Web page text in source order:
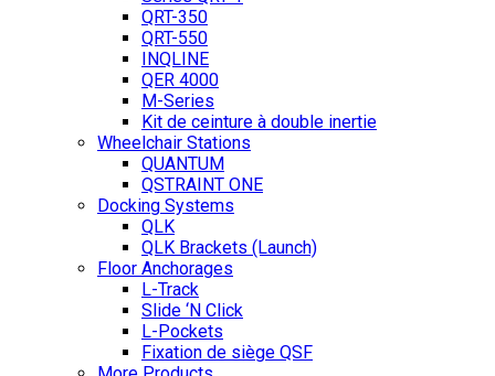
QRT-350
QRT-550
INQLINE
QER 4000
M-Series
Kit de ceinture à double inertie
Wheelchair Stations
QUANTUM
QSTRAINT ONE
Docking Systems
QLK
QLK Brackets (Launch)
Floor Anchorages
L-Track
Slide ‘N Click
L-Pockets
Fixation de siège QSF